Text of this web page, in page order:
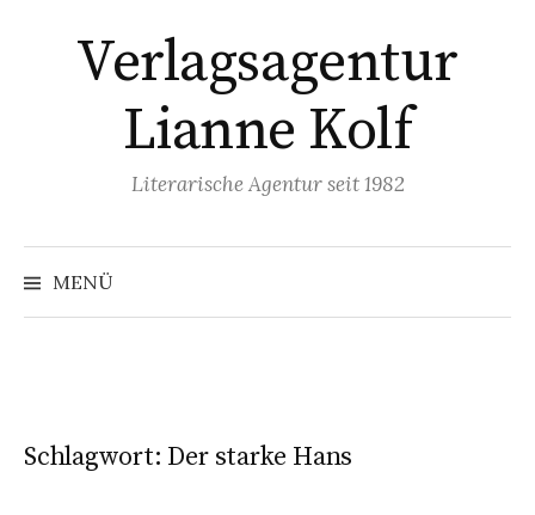
Verlagsagentur
Lianne Kolf
Literarische Agentur seit 1982
MENÜ
Schlagwort: Der starke Hans